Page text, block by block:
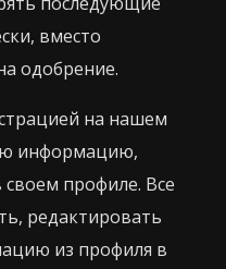
вместо
одобрение.
на нашем
информацию,
профиле. Все
редактировать
из профиля в